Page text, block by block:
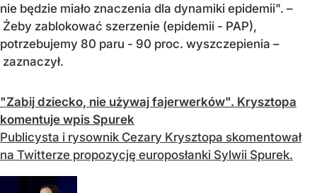
nie będzie miało znaczenia dla dynamiki epidemii". –
Żeby zablokować szerzenie (epidemii - PAP),
potrzebujemy 80 paru - 90 proc. wyszczepienia –
zaznaczył.
"Zabij dziecko, nie używaj fajerwerków". Krysztopa
komentuje wpis Spurek
Publicysta i rysownik Cezary Krysztopa skomentował
na Twitterze propozycję europosłanki Sylwii Spurek.